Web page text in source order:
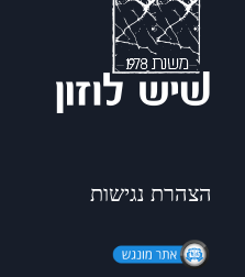
הצהרת נגישות